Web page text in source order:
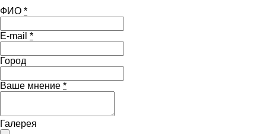
ФИО *
E-mail *
Город
Ваше мнение *
Галерея